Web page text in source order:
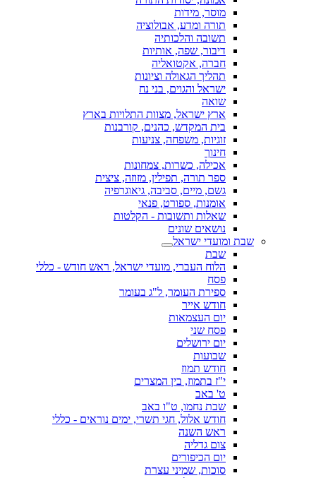
מוסר, מידות
תורה ומדע, אבולוציה
תשובה והלכותיה
דיבור, שפה, אותיות
חברה, אקטואליה
תהליך הגאולה וציונות
ישראל והגוים, בני נח
שואה
ארץ ישראל, מצוות התלויות בארץ
בית המקדש, כהנים, קורבנות
זוגיות, משפחה, צניעות
חינוך
אכילה, כשרות, צמחונות
ספר תורה, תפילין, מזוזה, ציצית
גשם, מיים, סביבה, גיאוגרפיה
אומנות, ספורט, פנאי
שאלות ותשובות - הקלטות
נושאים שונים
שבת ומועדי ישראל
שבת
הלוח העברי, מועדי ישראל, ראש חודש - כללי
פסח
ספירת העומר, ל"ג בעומר
חודש אייר
יום העצמאות
פסח שני
יום ירושלים
שבועות
חודש תמוז
י"ז בתמוז, בין המצרים
ט' באב
שבת נחמו, ט"ו באב
חודש אלול, חגי תשרי, ימים נוראים - כללי
ראש השנה
צום גדליה
יום הכיפורים
סוכות, שמיני עצרת